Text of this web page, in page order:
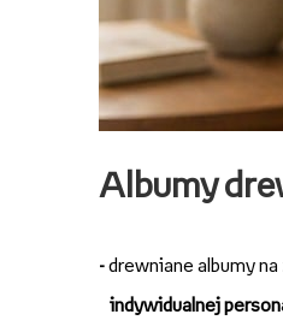
Albumy
-drewniane albumy
indywidualnej